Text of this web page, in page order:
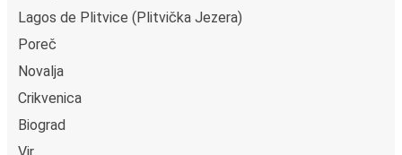
Lagos de Plitvice (Plitvička Jezera)
Poreč
Novalja
Crikvenica
Biograd
Vir